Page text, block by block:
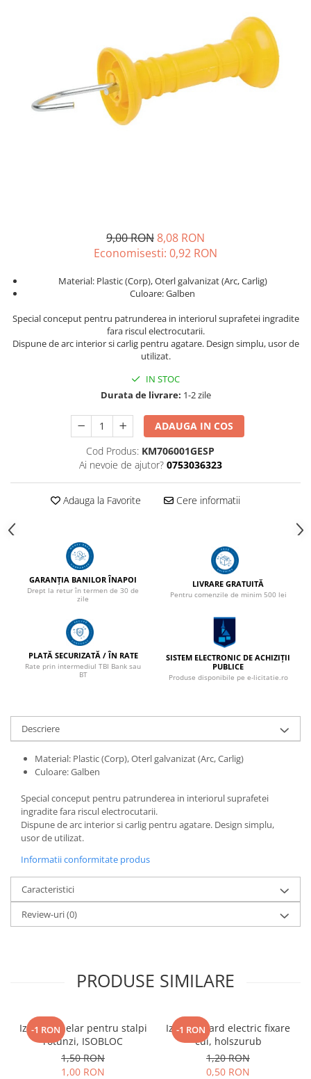
9,00 RON8,08 RON
Economisesti: 0,92 RON
Material: Plastic (Corp), Oterl galvanizat (Arc, Carlig)
Culoare: Galben
Special conceput pentru patrunderea in interiorul suprafetei ingradite
fara riscul electrocutarii.
Dispune de arc interior si carlig pentru agatare. Design simplu, usor de
utilizat.
IN STOC
Durata de livrare: 1-2 zile
ADAUGA IN COS
Cod Produs: KM706001GESP
Ai nevoie de ajutor? 0753036323
Adauga la Favorite Cere informatii
GARANȚIA BANILOR ÎNAPOI
Drept la retur în termen de 30 de
zile
LIVRARE GRATUITĂ
Pentru comenzile de minim 500 lei
PLATĂ SECURIZATĂ / ÎN RATE
Rate prin intermediul TBI Bank sau
BT
SISTEM ELECTRONIC DE ACHIZIȚII
PUBLICE
Produse disponibile pe e-licitatie.ro
Descriere
Material: Plastic (Corp), Oterl galvanizat (Arc, Carlig)
Culoare: Galben
Special conceput pentru patrunderea in interiorul suprafetei
ingradite fara riscul electrocutarii.
Dispune de arc interior si carlig pentru agatare. Design simplu,
usor de utilizat.
Informatii conformitate produs
Caracteristici
Review-uri(0)
PRODUSE SIMILARE
-1 RON
Izolator inelar pentru stalpi
rotunzi, ISOBLOC
1,50 RON
1,00 RON
-1 RON
Izolator gard electric fixare
cui, holszurub
1,20 RON
0,50 RON